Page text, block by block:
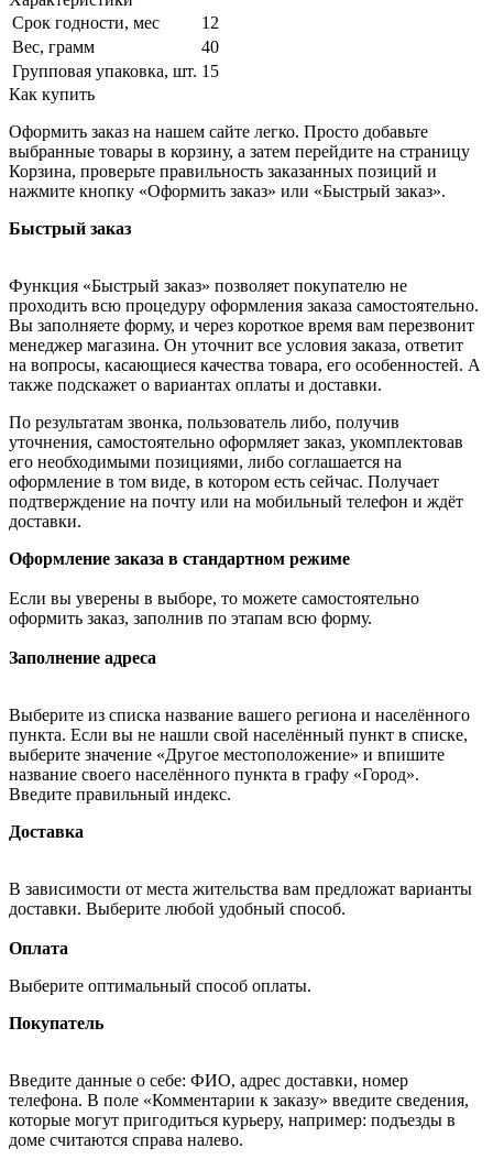
Срок годности, мес
12
Вес, грамм
40
Групповая упаковка, шт. 15
Как купить
Оформить заказ на нашем сайте легко. Просто добавьте
выбранные товары в корзину, а затем перейдите на страницу
Корзина, проверьте правильность заказанных позиций и
нажмите кнопку «Оформить заказ» или «Быстрый заказ».
Быстрый заказ
Функция «Быстрый заказ» позволяет покупателю не
проходить всю процедуру оформления заказа самостоятельно.
Вы заполняете форму, и через короткое время вам перезвонит
менеджер магазина. Он уточнит все условия заказа, ответит
на вопросы, касающиеся качества товара, его особенностей. А
также подскажет о вариантах оплаты и доставки.
По результатам звонка, пользователь либо, получив
уточнения, самостоятельно оформляет заказ, укомплектовав
его необходимыми позициями, либо соглашается на
оформление в том виде, в котором есть сейчас. Получает
подтверждение на почту или на мобильный телефон и ждёт
доставки.
Оформление заказа в стандартном режиме
Если вы уверены в выборе, то можете самостоятельно
оформить заказ, заполнив по этапам всю форму.
Заполнение адреса
Выберите из списка название вашего региона и населённого
пункта. Если вы не нашли свой населённый пункт в списке,
выберите значение «Другое местоположение» и впишите
название своего населённого пункта в графу «Город».
Введите правильный индекс.
Доставка
В зависимости от места жительства вам предложат варианты
доставки. Выберите любой удобный способ.
Оплата
Выберите оптимальный способ оплаты.
Покупатель
Введите данные о себе: ФИО, адрес доставки, номер
телефона. В поле «Комментарии к заказу» введите сведения,
которые могут пригодиться курьеру, например: подъезды в
доме считаются справа налево.